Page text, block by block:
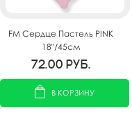
FM Сердце Пастель PINK
18"/45см
72.00 руб.
В КОРЗИНУ